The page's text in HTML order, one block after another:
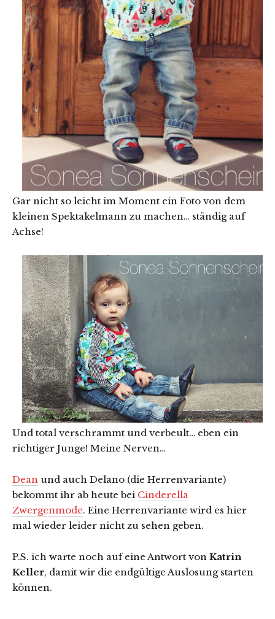
Gar nicht so leicht im Moment ein Foto von dem
kleinen Spektakelmann zu machen… ständig auf
Achse!
Und total verschrammt und verbeult… eben ein
richtiger Junge! Meine Nerven…
Dean und auch Delano (die Herrenvariante)
bekommt ihr ab heute bei Cinderella
Zwergenmode. Eine Herrenvariante wird es hier
mal wieder leider nicht zu sehen geben.
P.S. ich warte noch auf eine Antwort von Katrin
Keller, damit wir die endgültige Auslosung starten
können.